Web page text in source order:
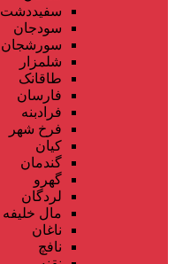
سفیددشت
سودجان
سورشجان
شلمزار
طاقانک
فارسان
فرادبنه
فرخ شهر
کیان
گندمان
گهرو
لردگان
مال خلیفه
ناغان
نافچ